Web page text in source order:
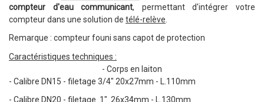
compteur d'eau communicant, permettant d'intégrer votre
compteur dans une solution de télé-relève
Remarque : compteur founi sans capot de protection
Caractéristiques techniques :
- Corps en laiton
- Calibre DN15 - filetage 3/4" 20x27mm - L.110mm
- Calibre DN20 - filetage 1" 26x34mm - L.130mm